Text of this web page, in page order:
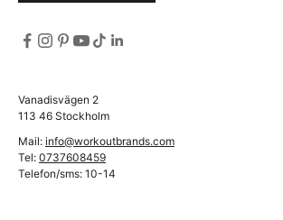
Vanadisvägen 2
113 46 Stockholm
Mail: info@workoutbrands.com
Tel: 0737608459
Telefon/sms: 10-14